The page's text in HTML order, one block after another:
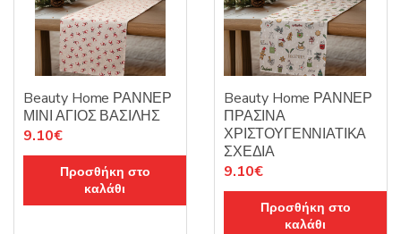
Beauty Home ΡΑΝΝΕΡ
ΜΙΝΙ ΑΓΙΟΣ ΒΑΣΙΛΗΣ
9.10€
Προσθήκη στο
καλάθι
Beauty Home ΡΑΝΝΕΡ
ΠΡΑΣΙΝΑ
ΧΡΙΣΤΟΥΓΕΝΝΙΑΤΙΚΑ
ΣΧΕΔΙΑ
9.10€
Προσθήκη στο
καλάθι